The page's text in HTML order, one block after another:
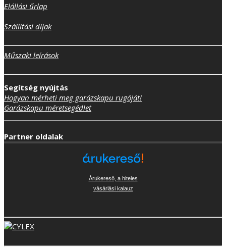
Elállási űrlap
Szállítási díjak
Műszaki leírások
Segítség nyújtás
Hogyan mérheti meg garázskapu rugóját!
Garázskapu méretsegédlet
Partner oldalak
Árukereső, a hiteles
vásárlási kalauz